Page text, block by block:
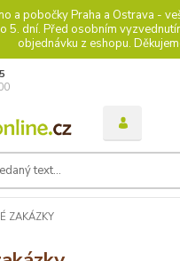
a pobočky Praha a Ostrava -
5. dní. Před osobním
objednávku z eshopu.
ZAKÁZKY